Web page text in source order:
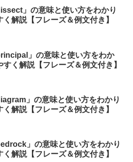
」の意味と使い方をわかり
く解説【フレーズ＆例文付き】
」の意味と使い方をわか
すく解説【フレーズ＆例文付き】
」の意味と使い方をわかり
く解説【フレーズ＆例文付き】
」の意味と使い方をわかり
く解説【フレーズ＆例文付き】